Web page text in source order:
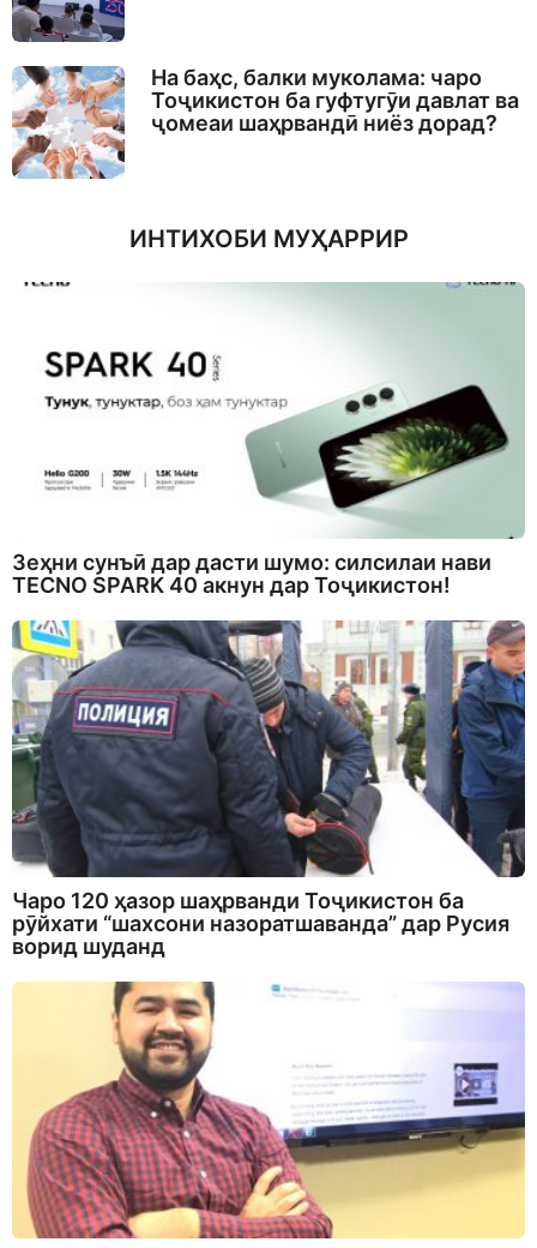
На баҳс, балки муколама: чаро
Тоҷикистон ба гуфтугӯи давлат ва
ҷомеаи шаҳрвандӣ ниёз дорад?
ИНТИХОБИ МУҲАРРИР
Зеҳни сунъӣ дар дасти шумо: силсилаи нави
TECNO SPARK 40 акнун дар Тоҷикистон!
Чаро 120 ҳазор шаҳрванди Тоҷикистон ба
рӯйхати “шахсони назоратшаванда” дар Русия
ворид шуданд